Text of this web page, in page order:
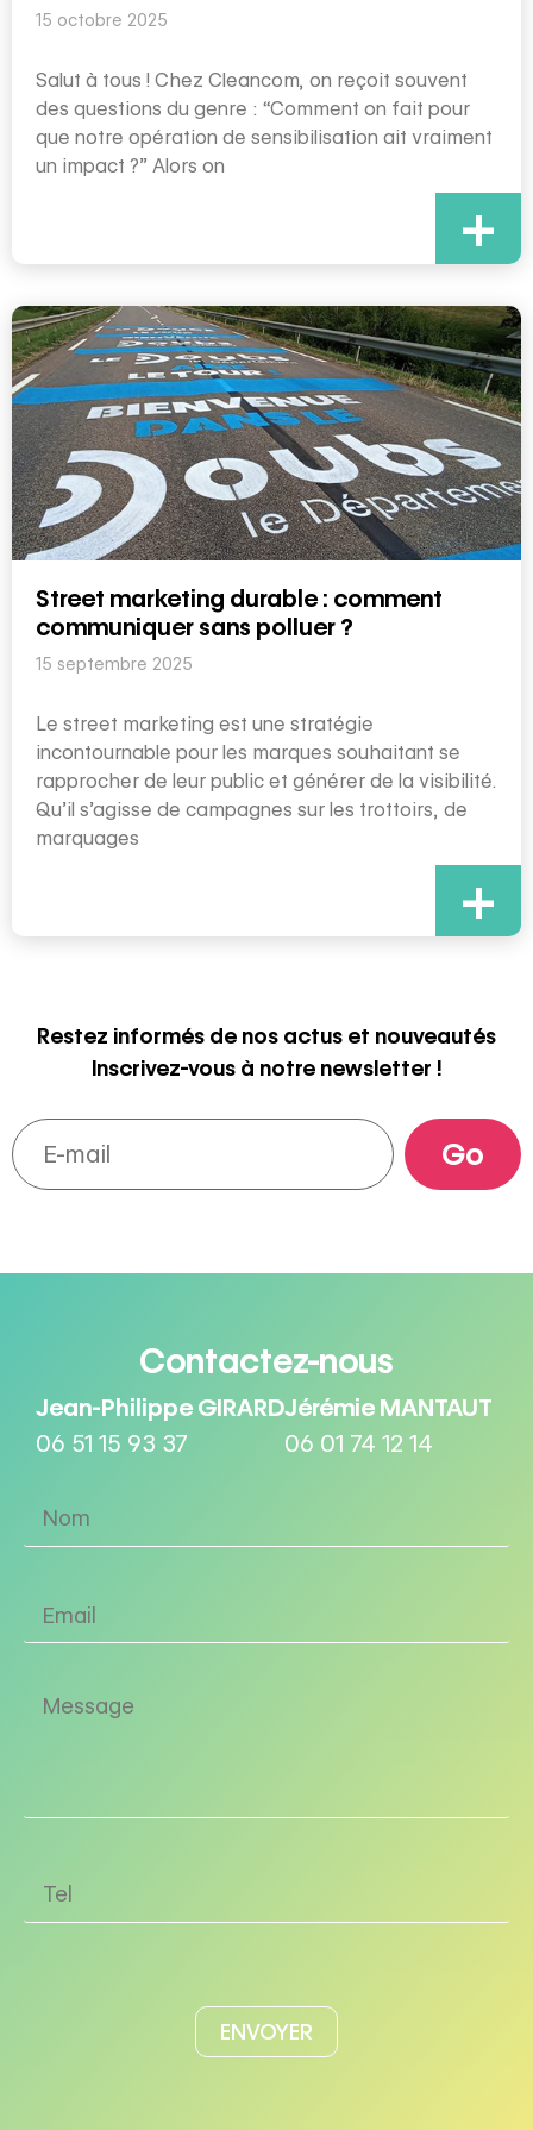
15 octobre 2025
Salut à tous ! Chez Cleancom, on reçoit souvent
des questions du genre : “Comment on fait pour
que notre opération de sensibilisation ait vraiment
un impact ?” Alors on
+
Street marketing durable : comment
communiquer sans polluer ?
15 septembre 2025
Le street marketing est une stratégie
incontournable pour les marques souhaitant se
rapprocher de leur public et générer de la visibilité.
Qu’il s’agisse de campagnes sur les trottoirs, de
marquages
+
Restez informés de nos actus et nouveautés
Inscrivez-vous à notre newsletter !
Contactez-nous
Jean-Philippe GIRARD
06 51 15 93 37
Jérémie MANTAUT
06 01 74 12 14